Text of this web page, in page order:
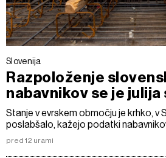
Slovenija
Razpoloženje
nabavnikov se je julija
Stanje v evrskem območju je krhko, v
poslabšalo, kažejo podatki
pred 12 urami